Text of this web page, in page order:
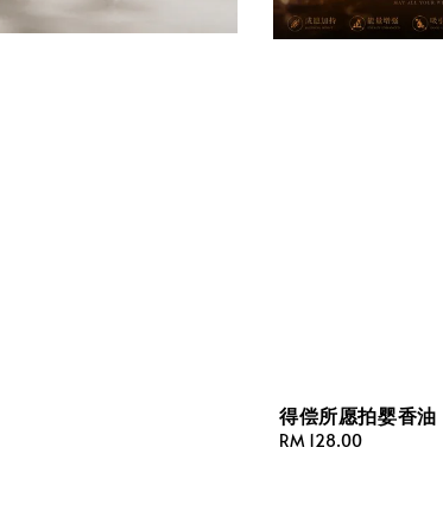
得偿所愿拍婴香油
Regular
RM 128.00